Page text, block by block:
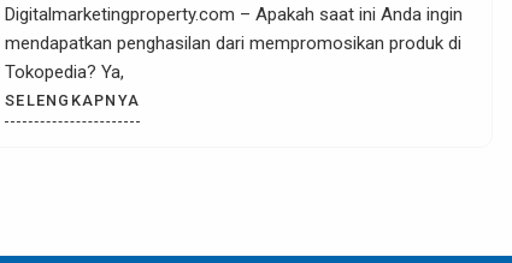
Digitalmarketingproperty.com – Dengan berkembangnya
bisnis yang saat ini menggunakan digital semakin dari
waktu ke waktu,
SELENGKAPNYA